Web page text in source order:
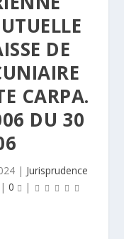
DE
CARPA.
DU 30
| Jurisprudence
| 0 |